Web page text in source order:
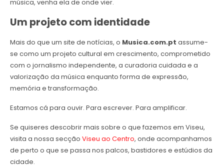
música, venha ela de onde vier.
Um projeto com identidade
Mais do que um site de notícias, o Musica.com.pt assume-
se como um projeto cultural em crescimento, comprometido
com o jornalismo independente, a curadoria cuidada e a
valorização da música enquanto forma de expressão,
memória e transformação.
Estamos cá para ouvir. Para escrever. Para amplificar.
Se quiseres descobrir mais sobre o que fazemos em Viseu,
visita a nossa secção Viseu ao Centro, onde acompanhamos
de perto o que se passa nos palcos, bastidores e estúdios da
cidade.